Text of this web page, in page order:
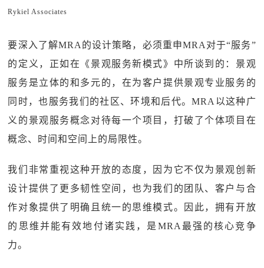
Rykiel Associates
要深入了解MRA的设计策略，必须重申MRA对于“服务”
的定义，正如在《景观服务新模式》中所谈到的：景观
服务是立体的和多元的，在为客户提供景观专业服务的
同时，也服务我们的社区、环境和后代。MRA以这种广
义的景观服务概念对待每一个项目，打破了个体项目在
概念、时间和空间上的局限性。
我们非常重视这种开放的态度，因为它不仅为景观创新
设计提供了更多韧性空间，也为我们的团队、客户与合
作对象提供了明确且统一的思维模式。因此，拥有开放
的思维并能有效地付诸实践，是MRA最强的核心竞争
力。